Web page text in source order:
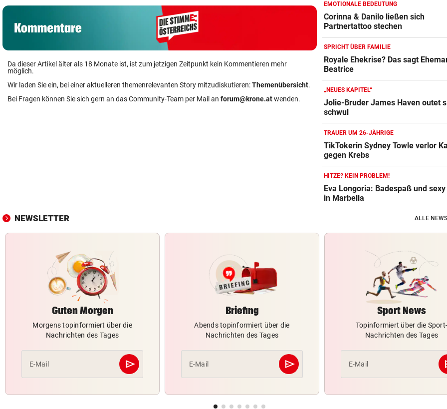
Da dieser Artikel älter als 18 Monate ist, ist zum jetzigen Zeitpunkt kein Kommentieren mehr
möglich.
Wir laden Sie ein, bei einer aktuelleren themenrelevanten Story mitzudiskutieren:Themenübersicht.
Bei Fragen können Sie sich gern an das Community-Team per Mail an forum@krone.atwenden.
NA MAHLZEIT!
Nordkorea empfiehlt
gegen die Hitze
MUTTER IM KRANKENHAUS vor
Bub nach Pestizideinsatz in
Türkei gestorben
EMOTIONALE BEDEUTUNG
Corinna & Danilo ließen sich
Partnertattoo stechen
SPRICHT ÜBER FAMILIE
Royale Ehekrise? Das sagt
Beatrice
„NEUES KAPITEL“
Jolie-Bruder James Haven outet
schwul
TRAUER UM 26-JÄHRIGE
TikTokerin Sydney Towle verlor
gegen Krebs
HITZE? KEIN PROBLEM!
Eva Longoria: Badespaß und
in Marbella
NEWSLETTER ALLE
Guten Morgen
Morgens topinformiert über die
Nachrichten des Tages
E-Mail send
Abschicken
Briefing
Abends topinformiert über die
Nachrichten des Tages
E-Mail send
Abschicken
Sport News
Topinformiert über die Sport-
Nachrichten des Tages
E-Mail